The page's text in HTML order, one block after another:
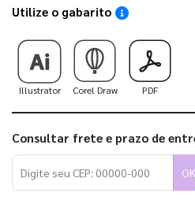
Utilize o gabarito Saiba como
Illustrator Corel Draw PDF
Consultar frete e prazo de
OK